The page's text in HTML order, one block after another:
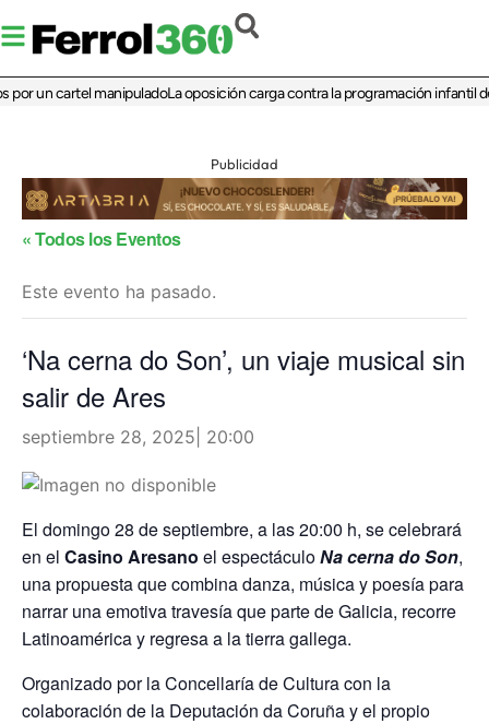
por un cartel manipuladoLa oposición carga contra la programación infantil
Publicidad
« Todos los Eventos
Este evento ha pasado.
‘Na cerna do Son’, un viaje musical sin
salir de Ares
septiembre 28, 2025| 20:00
El domingo 28 de septiembre, a las 20:00 h, se celebrará
en el Casino Aresano el espectáculoNa cerna do Son,
una propuesta que combina danza, música y poesía para
narrar una emotiva travesía que parte de Galicia, recorre
Latinoamérica y regresa a la tierra gallega.
Organizado por la Concellaría de Cultura con la
colaboración de la Deputación da Coruña y el propio